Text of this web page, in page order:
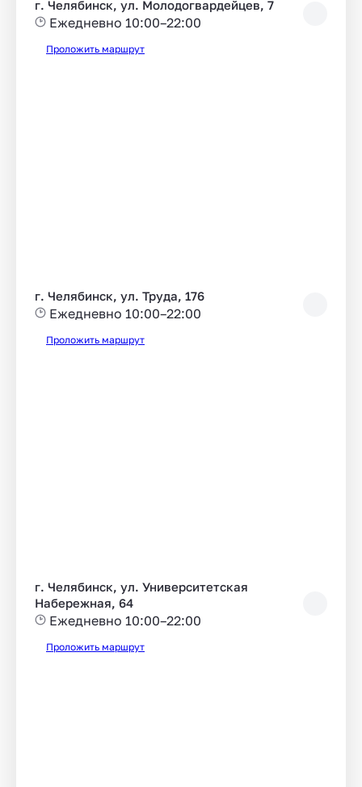
г. Челябинск, ул. Молодогвардейцев, 7
Ежедневно 10:00–22:00
Проложить маршрут
г. Челябинск, ул. Труда, 176
Ежедневно 10:00–22:00
Проложить маршрут
г. Челябинск, ул. Университетская
Набережная, 64
Ежедневно 10:00–22:00
Проложить маршрут